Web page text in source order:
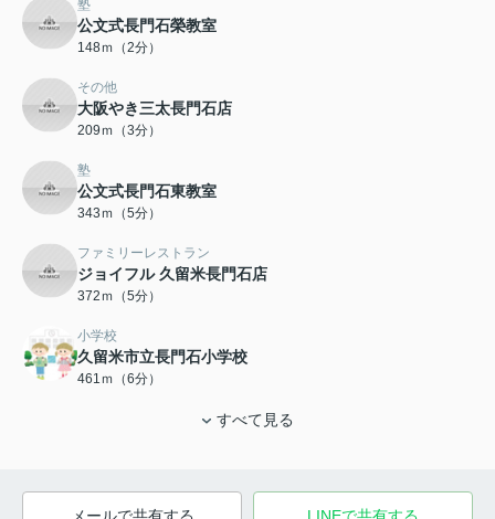
塾
公文式長門石榮教室
148ｍ（2分）
その他
大阪やき三太長門石店
209ｍ（3分）
塾
公文式長門石東教室
343ｍ（5分）
ファミリーレストラン
ジョイフル 久留米長門石店
372ｍ（5分）
小学校
久留米市立長門石小学校
461ｍ（6分）
すべて見る